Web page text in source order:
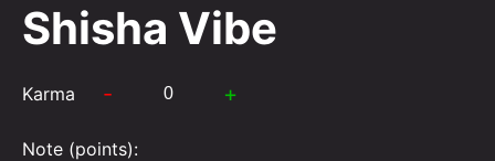
Shisha Vibe
Karma - +
Note (points):